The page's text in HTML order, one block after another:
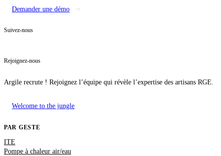
Demander une démo
Suivez-nous
Rejoignez-nous
Argile recrute ! Rejoignez l’équipe qui révèle l’expertise des artisans RGE.
Welcome to the jungle
PAR GESTE
ITE
Pompe à chaleur air/eau